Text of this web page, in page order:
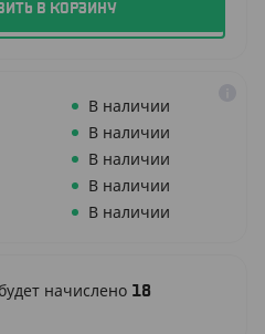
В КОРЗИНУ
В наличии
В наличии
В наличии
В наличии
В наличии
начислено 18